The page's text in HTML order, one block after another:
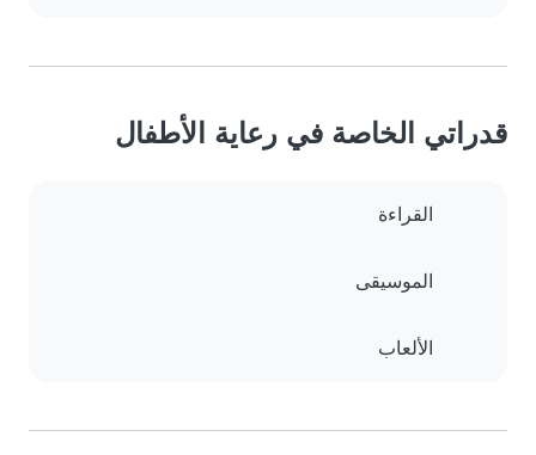
قدراتي الخاصة في رعاية الأطفال
القراءة
الموسيقى
الألعاب